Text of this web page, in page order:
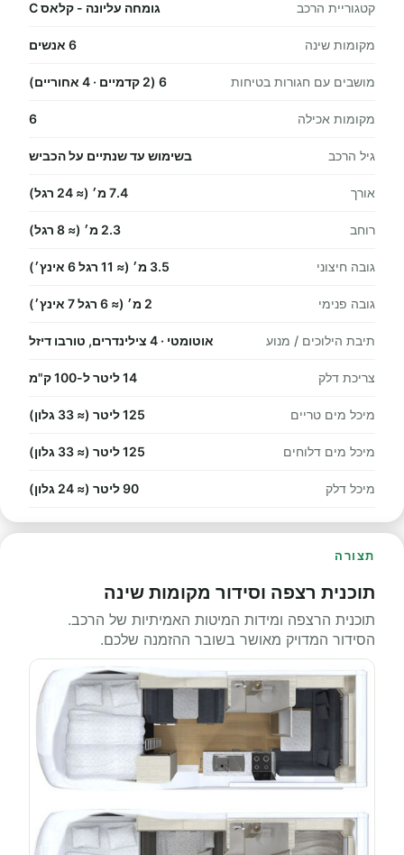
קטגוריית הרכב גומחה עליונה - קלאס C
מקומות שינה 6 אנשים
מושבים עם חגורות בטיחות 6 (2 קדמיים · 4 אחוריים)
מקומות אכילה 6
גיל הרכב בשימוש עד שנתיים על הכביש
אורך 7.4 מ׳ (≈ 24 רגל)
רוחב 2.3 מ׳ (≈ 8 רגל)
גובה חיצוני 3.5 מ׳ (≈ 11 רגל 6 אינץ׳)
גובה פנימי 2 מ׳ (≈ 6 רגל 7 אינץ׳)
תיבת הילוכים / מנוע אוטומטי · 4 צילינדרים, טורבו דיזל
צריכת דלק 14 ליטר ל-100 ק"מ
מיכל מים טריים 125 ליטר (≈ 33 גלון)
מיכל מים דלוחים 125 ליטר (≈ 33 גלון)
מיכל דלק 90 ליטר (≈ 24 גלון)
תצורה
תוכנית רצפה וסידור מקומות שינה
תוכנית הרצפה ומידות המיטות האמיתיות של הרכב.
הסידור המדויק מאושר בשובר ההזמנה שלכם.